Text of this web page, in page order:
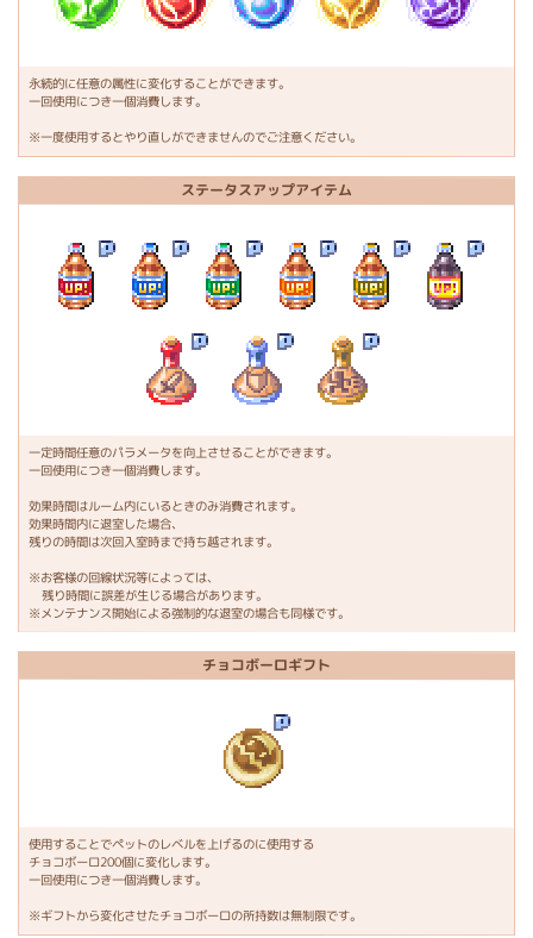
永続的に任意の属性に変化することができます。
一回使用につき一個消費します。
※一度使用するとやり直しができませんのでご注意ください。
ステータスアップアイテム
一定時間任意のパラメータを向上させることができます。
一回使用につき一個消費します。
効果時間はルーム内にいるときのみ消費されます。
効果時間内に退室した場合、
残りの時間は次回入室時まで持ち越されます。
※お客様の回線状況等によっては、
残り時間に誤差が生じる場合があります。
※メンテナンス開始による強制的な退室の場合も同様です。
チョコボーロギフト
使用することでペットのレベルを上げるのに使用する
チョコボーロ200個に変化します。
一回使用につき一個消費します。
※ギフトから変化させたチョコボーロの所持数は無制限です。